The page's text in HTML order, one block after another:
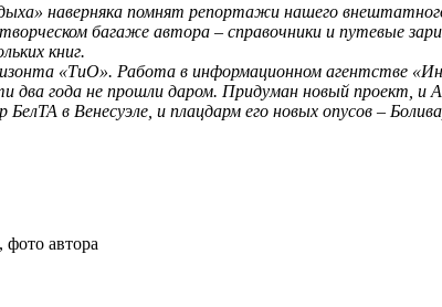
наверняка помнят репортажи нашего
багаже автора – справочники и путевые
книг.
«ТиО». Работа в информационном агентстве
два года не прошли даром. Придуман новый проект,
в Венесуэле, и плацдарм его новых опусов –
автора